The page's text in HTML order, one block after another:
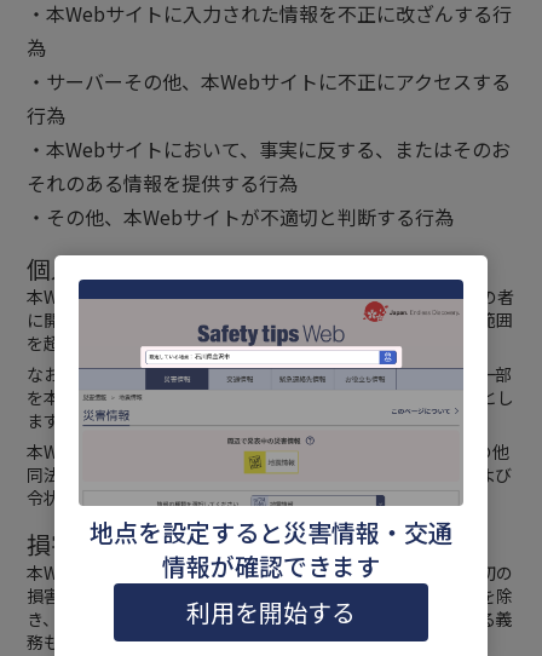
・本Webサイトに入力された情報を不正に改ざんする行
為
・サーバーその他、本Webサイトに不正にアクセスする
行為
・本Webサイトにおいて、事実に反する、またはそのお
それのある情報を提供する行為
・その他、本Webサイトが不適切と判断する行為
個人情報等の保護および法令遵守
本Webサイトは、利用者の個人情報を原則として利用者以外の者
に開示または提供せず、本Webサイトの提供のために必要な範囲
を超えて利用しません。
なお、個人情報に該当しない情報につき、分析または処理の一部
を本Webサイトの管理下で他社に委託することができるものとし
ます。
本Webサイトは刑事訴訟法第218条（令状による捜索）、その他
同法の定めに基づく強制の処分が行われた場合、当該法令および
令状に定める範囲で前項の各義務を負わないものとします。
損害賠償
本Webサイトは、利用者が利用することによって発生した一切の
損害について、本Webサイトの故意または重過失による場合を除
き、いかなる責任も負わないものとし、当該損害の賠償をする義
務もないものとします。
地点を設定すると災害情報・交通
情報が確認できます
利用を開始する